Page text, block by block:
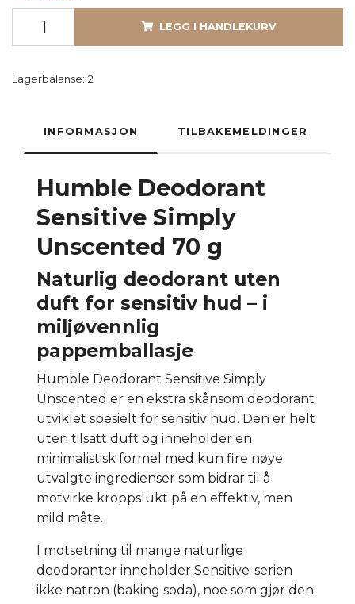
LEGG I HANDLEKURV
Lagerbalanse: 2
INFORMASJON TILBAKEMELDINGER
Humble Deodorant
Sensitive Simply
Unscented 70 g
Naturlig deodorant uten
duft for sensitiv hud – i
miljøvennlig
pappemballasje
Humble Deodorant Sensitive Simply
Unscented er en ekstra skånsom deodorant
utviklet spesielt for sensitiv hud. Den er helt
uten tilsatt duft og inneholder en
minimalistisk formel med kun fire nøye
utvalgte ingredienser som bidrar til å
motvirke kroppslukt på en effektiv, men
mild måte.
I motsetning til mange naturlige
deodoranter inneholder Sensitive-serien
ikke natron (baking soda), noe som gjør den